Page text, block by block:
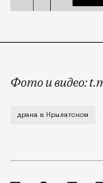
Фото и видео:
Вчера
драка в Крылатском